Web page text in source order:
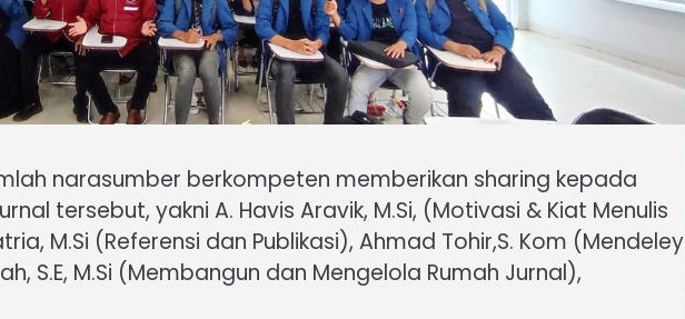
narasumber berkompeten memberikan sharing kepada
tersebut, yakni A. Havis Aravik, M.Si, (Motivasi & Kiat Menulis
M.Si (Referensi dan Publikasi), Ahmad Tohir,S. Kom (Mendeley
S.E, M.Si (Membangun dan Mengelola Rumah Jurnal),